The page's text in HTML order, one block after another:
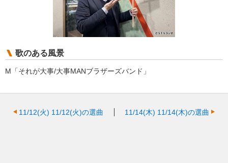
歌のある風景
M「それが大事/大事MANブラザーズバンド」
11/12(火) 11/12(火)の選曲 11/14(木) 11/14(木)の選曲